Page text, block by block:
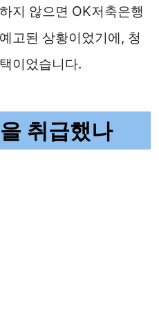
지 않으면 OK저축은행
고된 상황이었기에, 청
이었습니다.
취급했나